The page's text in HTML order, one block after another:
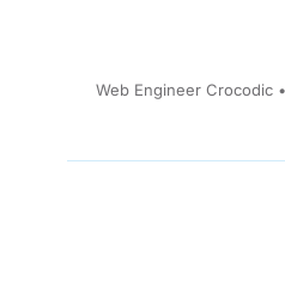
Web Engineer Crocodic